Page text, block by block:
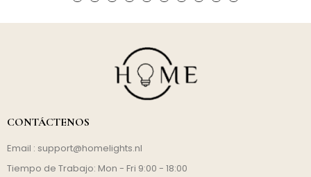
CONTÁCTENOS
Email : support@homelights.nl
Tiempo de Trabajo: Mon - Fri 9:00 - 18:00